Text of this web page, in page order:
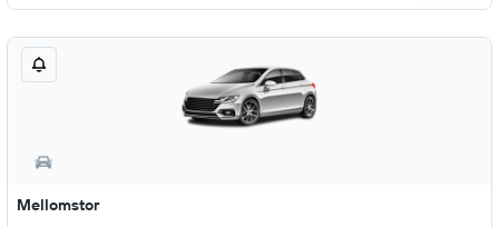
Mellomstor